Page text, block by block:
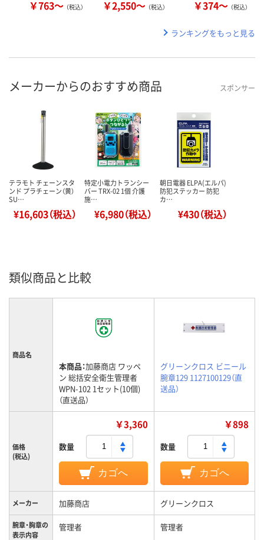
￥763～ （税込） ￥2,550～ （税込） ￥374～ （税込）
ランキングをもっと見る
メーカーからのおすすめ商品 スポンサー
テラモト チェーンスタ
ンド プラチェーン（黄）
SU…
¥16,603（税込）
特定小電力トランシー
バー TRX-02 1個 介護
施…
¥6,980（税込）
朝日電器 ELPA(エルパ)
防犯ステッカー 防犯
カ…
¥430（税込）
類似商品と比較
商品名
本商品：加藤商店 ワッペ
ン 総括安全衛生管理者
WPN-102 1セット(10個)
（直送品）
グリーンクロス ビニール
腕章129 1127100129（直
送品）
価格
(税込)
￥3,360
数量
カゴへ
￥898
数量
カゴへ
メーカー 加藤商店 グリーンクロス
腕章・胸章の
表示内容
管理者 管理者